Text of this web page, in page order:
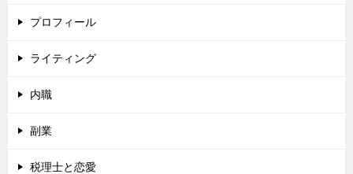
プロフィール
ライティング
内職
副業
税理士と恋愛